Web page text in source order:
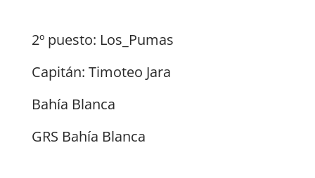
2º puesto: Los_Pumas
Capitán: Timoteo Jara
Bahía Blanca
GRS Bahía Blanca